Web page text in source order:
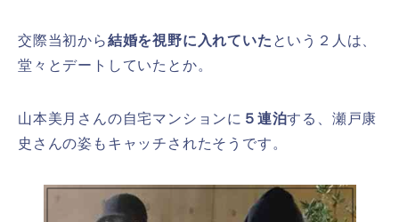
交際当初から結婚を視野に入れていた という２人は、
堂々とデートしていたとか。
山本美月さんの自宅マンションに ５連泊する、瀬戸康
史さんの姿もキャッチされたそうです。